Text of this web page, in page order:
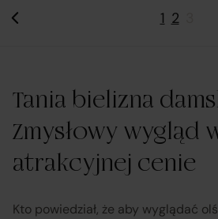
1 2
Tania bielizna
Zmysłowy wygląd
atrakcyjnej cenie
Kto powiedział, że aby wyglądać